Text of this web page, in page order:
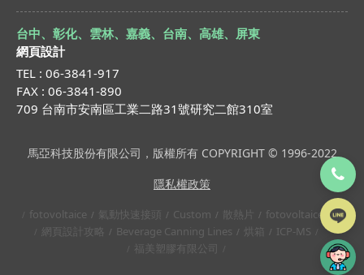
台中、彰化、雲林、嘉義、台南、高雄、屏東
網頁設計
TEL : 06-3841-917
FAX : 06-3841-890
709 台南市安南區工業二路31號研究二館310室
馬亞科技股份有限公司，版權所有 COPYRIGHT © 1996-2022
隱私權政策
fotovoltaice 氣動快速接頭 Custom 散熱片
fotovoltaice
網頁設計攻略
Beverage Canning Lines 烘箱
ICP-MS
福美塑膠有限公司